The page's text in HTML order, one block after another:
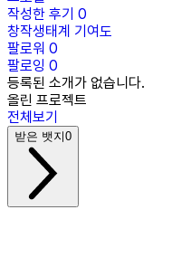
작성한 후기 0
창작생태계 기여도
팔로워 0
팔로잉 0
등록된 소개가 없습니다.
올린 프로젝트
전체보기
받은 뱃지0